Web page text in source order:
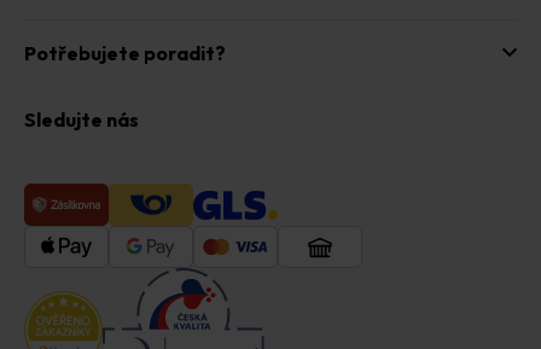
Potřebujete poradit?
Sledujte nás